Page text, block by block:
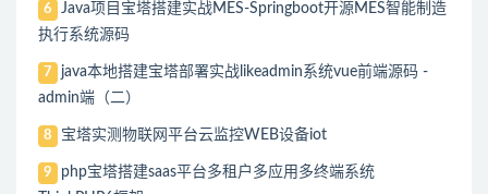
6
Java项目宝塔搭建实战MES-Springboot开源MES智能制造
执行系统源码
7
java本地搭建宝塔部署实战likeadmin系统vue前端源码 -
admin端（二）
8 宝塔实测物联网平台云监控WEB设备iot
9
php宝塔搭建saas平台多租户多应用多终端系统